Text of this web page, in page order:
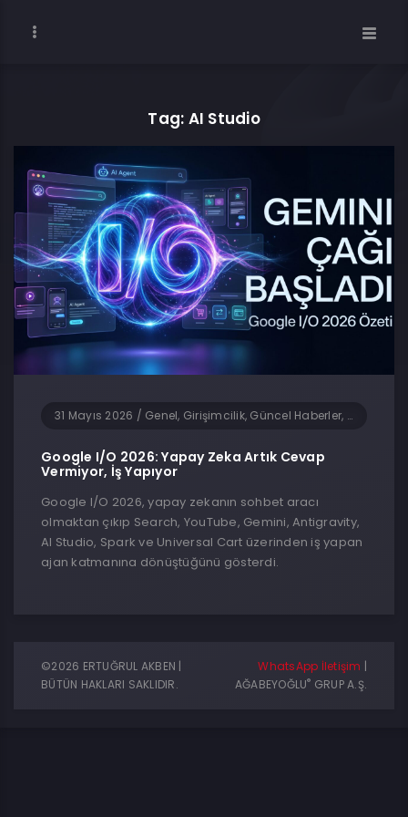
Tag: AI Studio
31 Mayıs 2026 / Genel, Girişimcilik, Güncel Haberler, Teknoloji, Yapay Zeka, Yazılım
Google I/O 2026: Yapay Zeka Artık Cevap
Vermiyor, İş Yapıyor
Google I/O 2026, yapay zekanın sohbet aracı
olmaktan çıkıp Search, YouTube, Gemini, Antigravity,
AI Studio, Spark ve Universal Cart üzerinden iş yapan
ajan katmanına dönüştüğünü gösterdi.
©2026 ERTUĞRUL AKBEN |
BÜTÜN HAKLARI SAKLIDIR.
WhatsApp İletişim |
AĞABEYOĞLU® GRUP A.Ş.